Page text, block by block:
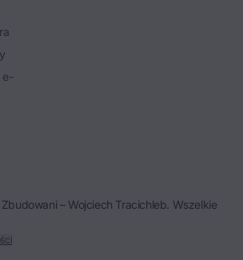
e-
– Wojciech Tracichleb. Wszelkie